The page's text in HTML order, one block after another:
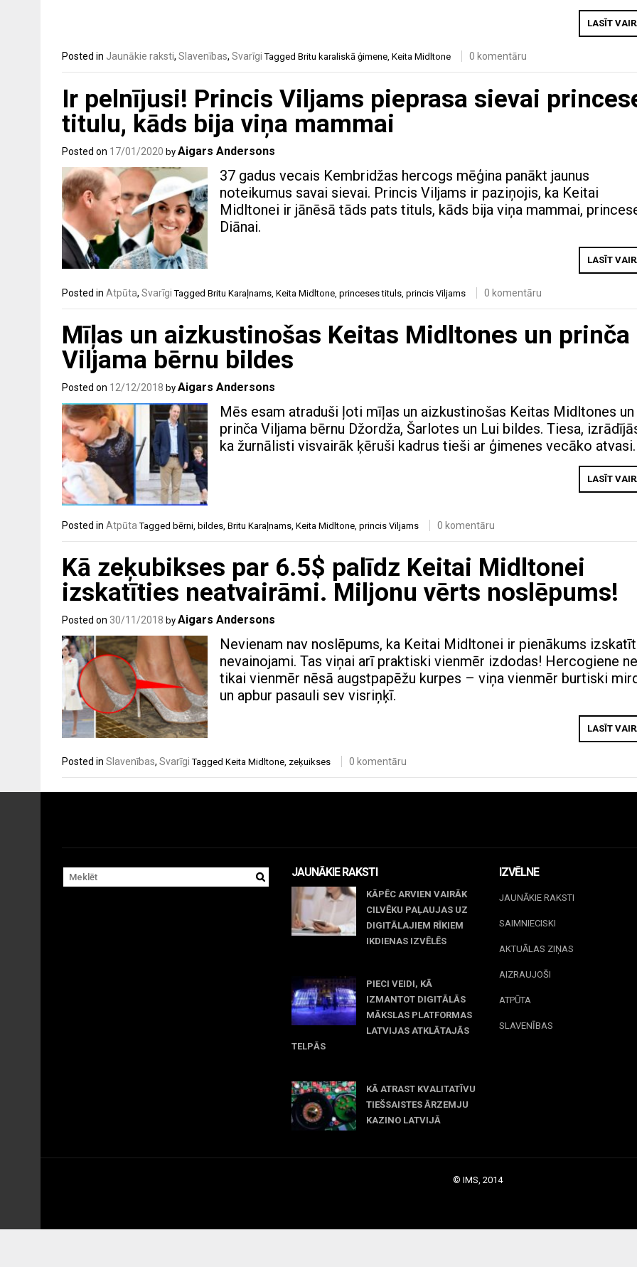
LASĪT
Posted in Jaunākie raksti, Slavenības, Svarīgi Tagged Britu karaliskā ģimene, Keita Midltone 0 komentāru
Ir pelnījusi! Princis Viljams pieprasa sievai
titulu, kāds bija viņa mammai
Posted on 17/01/2020 by Aigars Andersons
37 gadus vecais Kembridžas hercogs mēģina panākt jaunus
noteikumus savai sievai. Princis Viljams ir paziņojis, ka Keitai
Midltonei ir jānēsā tāds pats tituls, kāds bija viņa mammai,
Diānai.
LASĪT
Posted in Atpūta, Svarīgi Tagged Britu Karaļnams Keita Midltone princeses tituls princis Viljams 0 komentāru
Mīļas un aizkustinošas Keitas Midltones un prinča
Viljama bērnu bildes
Posted on 12/12/2018 by Aigars Andersons
Mēs esam atraduši ļoti mīļas un aizkustinošas Keitas Midltones un
prinča Viljama bērnu Džordža, Šarlotes un Lui bildes. Tiesa,
ka žurnālisti visvairāk ķēruši kadrus tieši ar ģimenes vecāko atvasi.
LASĪT
Posted in Atpūta Tagged bērni bildes Britu Karaļnams Keita Midltone princis Viljams 0 komentāru
Kā zeķubikses par 6.5$ palīdz Keitai Midltonei
izskatīties neatvairāmi. Miljonu vērts noslēpums!
Posted on 30/11/2018 by Aigars Andersons
Nevienam nav noslēpums, ka Keitai Midltonei ir pienākums
nevainojami. Tas viņai arī praktiski vienmēr izdodas! Hercogiene ne
tikai vienmēr nēsā augstpapēžu kurpes – viņa vienmēr burtiski
un apbur pasauli sev visriņķī.
LASĪT
Posted in Slavenības, Svarīgi Tagged Keita Midltone, zeķuikses 0 komentāru
JAUNĀKIE RAKSTI
KĀPĒC ARVIEN VAIRĀK
CILVĒKU PAĻAUJAS UZ
DIGITĀLAJIEM RĪKIEM
IKDIENAS IZVĒLĒS
PIECI VEIDI, KĀ
IZMANTOT DIGITĀLĀS
MĀKSLAS PLATFORMAS
LATVIJAS ATKLĀTAJĀS
TELPĀS
KĀ ATRAST KVALITATĪVU
TIEŠSAISTES ĀRZEMJU
KAZINO LATVIJĀ
IZVĒLNE
JAUNĀKIE RAKSTI
SAIMNIECISKI
AKTUĀLAS ZIŅAS
AIZRAUJOŠI
ATPŪTA
SLAVENĪBAS
© IMS, 2014